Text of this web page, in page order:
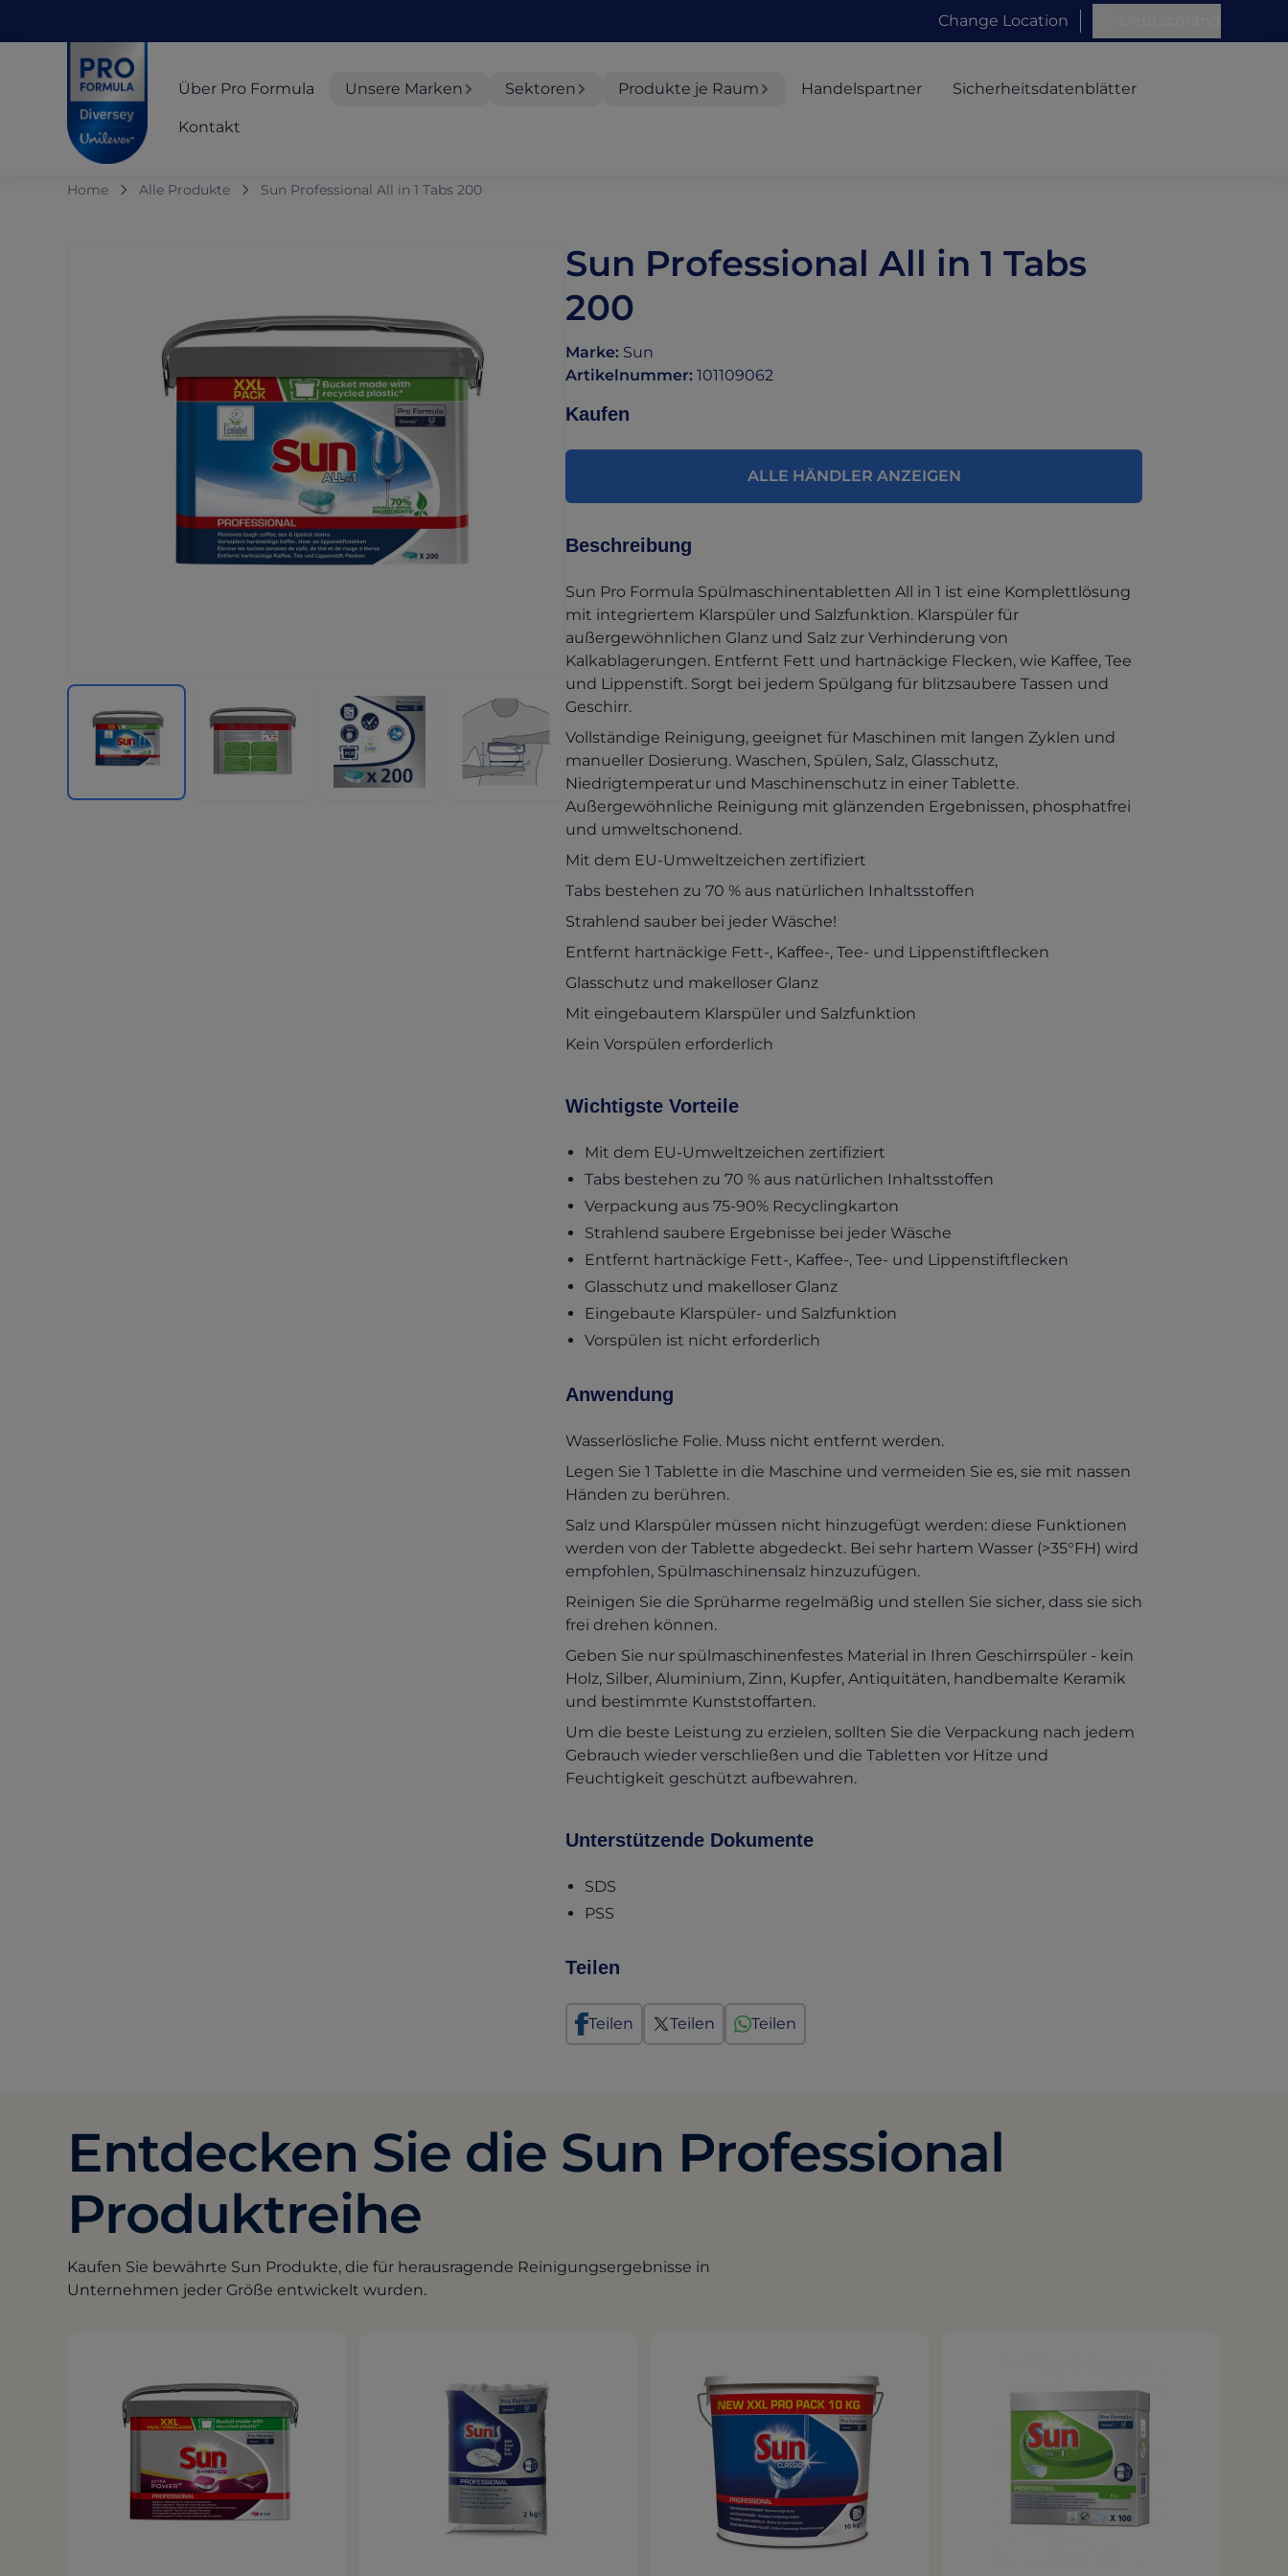
Change Location
Über Pro Formula Unsere Marken Sektoren Produkte je Raum Handelspartner Sicherheitsdatenblätter
Kontakt
Home Alle Produkte Sun Professional All in 1 Tabs 200
Sun Professional All in 1 Tabs
200
Marke: Sun
Artikelnummer: 101109062
Kaufen
ALLE HÄNDLER ANZEIGEN
Beschreibung
Sun Pro Formula Spülmaschinentabletten All in 1 ist eine Komplettlösung
mit integriertem Klarspüler und Salzfunktion. Klarspüler für
außergewöhnlichen Glanz und Salz zur Verhinderung von
Kalkablagerungen. Entfernt Fett und hartnäckige Flecken, wie Kaffee, Tee
und Lippenstift. Sorgt bei jedem Spülgang für blitzsaubere Tassen und
Geschirr.
Vollständige Reinigung, geeignet für Maschinen mit langen Zyklen und
manueller Dosierung. Waschen, Spülen, Salz, Glasschutz,
Niedrigtemperatur und Maschinenschutz in einer Tablette.
Außergewöhnliche Reinigung mit glänzenden Ergebnissen, phosphatfrei
und umweltschonend.
Mit dem EU-Umweltzeichen zertifiziert
Tabs bestehen zu 70 % aus natürlichen Inhaltsstoffen
Strahlend sauber bei jeder Wäsche!
Entfernt hartnäckige Fett-, Kaffee-, Tee- und Lippenstiftflecken
Glasschutz und makelloser Glanz
Mit eingebautem Klarspüler und Salzfunktion
Kein Vorspülen erforderlich
Wichtigste Vorteile
Mit dem EU-Umweltzeichen zertifiziert
Tabs bestehen zu 70 % aus natürlichen Inhaltsstoffen
Verpackung aus 75-90% Recyclingkarton
Strahlend saubere Ergebnisse bei jeder Wäsche
Entfernt hartnäckige Fett-, Kaffee-, Tee- und Lippenstiftflecken
Glasschutz und makelloser Glanz
Eingebaute Klarspüler- und Salzfunktion
Vorspülen ist nicht erforderlich
Anwendung
Wasserlösliche Folie. Muss nicht entfernt werden.
Legen Sie 1 Tablette in die Maschine und vermeiden Sie es, sie mit nassen
Händen zu berühren.
Salz und Klarspüler müssen nicht hinzugefügt werden: diese Funktionen
werden von der Tablette abgedeckt. Bei sehr hartem Wasser (>35°FH) wird
empfohlen, Spülmaschinensalz hinzuzufügen.
Reinigen Sie die Sprüharme regelmäßig und stellen Sie sicher, dass sie sich
frei drehen können.
Geben Sie nur spülmaschinenfestes Material in Ihren Geschirrspüler - kein
Holz, Silber, Aluminium, Zinn, Kupfer, Antiquitäten, handbemalte Keramik
und bestimmte Kunststoffarten.
Um die beste Leistung zu erzielen, sollten Sie die Verpackung nach jedem
Gebrauch wieder verschließen und die Tabletten vor Hitze und
Feuchtigkeit geschützt aufbewahren.
Unterstützende Dokumente
SDS
PSS
Teilen
Teilen Teilen Teilen
Entdecken Sie die Sun Professional
Produktreihe
Kaufen Sie bewährte Sun Produkte, die für herausragende Reinigungsergebnisse in
Unternehmen jeder Größe entwickelt wurden.